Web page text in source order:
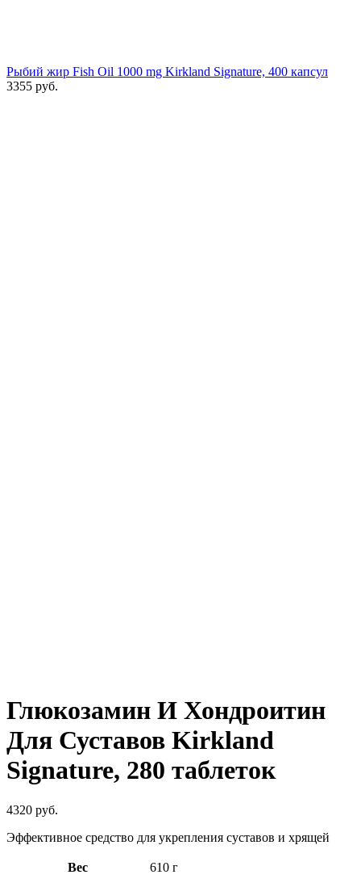
Рыбий жир Fish Oil 1000 mg Kirkland Signature, 400 капсул
3355 руб.
Глюкозамин И Хондроитин
Для Суставов Kirkland
Signature, 280 таблеток
4320 руб.
Эффективное средство для укрепления суставов и хрящей
Вес 610 г